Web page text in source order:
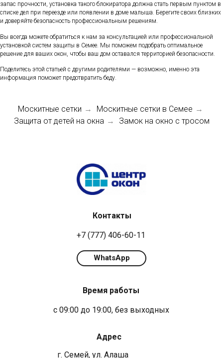
запас прочности, установка такого блокиратора должна стать первым пунктом в
списке дел при переезде или появлении в доме малыша. Берегите своих близких
и доверяйте безопасность профессиональным решениям.
Вы всегда можете обратиться к нам за консультацией или профессиональной
установкой систем защиты в Семее. Мы поможем подобрать оптимальное
решение для ваших окон, чтобы ваш дом оставался территорией безопасности.
Поделитесь этой статьей с другими родителями — возможно, именно эта
информация поможет предотвратить беду.
Москитные сетки → Москитные сетки в Семее →
Защита от детей на окна → Замок на окно с тросом
+7 (777) 406-60-11
с 09:00 до 19:00, без выходных
г. Семей, ул. Алаша
Адрес
Время работы
Контакты
WhatsApp